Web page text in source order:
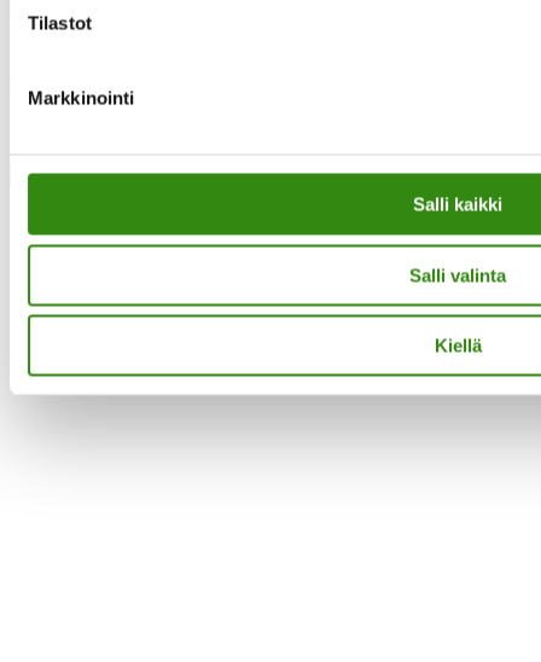
Tilastot
Markkinointi
Salli kaikki
Salli valinta
Kiellä
Close